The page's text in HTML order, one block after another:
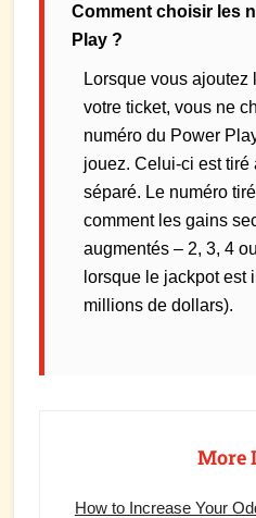
Comment choisir les
Play ?
Lorsque vous ajoutez
votre ticket, vous ne
numéro du Power
jouez. Celui-ci est tiré
séparé. Le numéro
comment les gains
augmentés – 2, 3, 4
lorsque le jackpot est
millions de dollars).
More
How to Increase Your